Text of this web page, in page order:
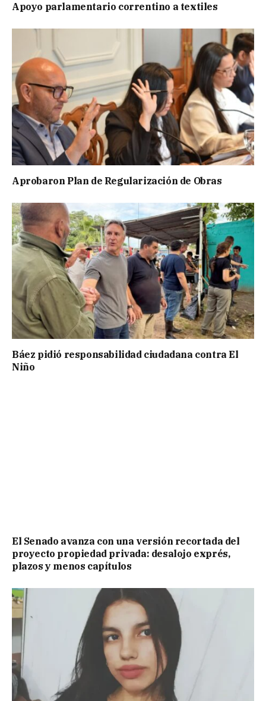
Apoyo parlamentario correntino a textiles
Aprobaron Plan de Regularización de Obras
Báez pidió responsabilidad ciudadana contra El
Niño
El Senado avanza con una versión recortada del
proyecto propiedad privada: desalojo exprés,
plazos y menos capítulos